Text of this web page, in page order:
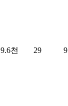
9.6천 29 9